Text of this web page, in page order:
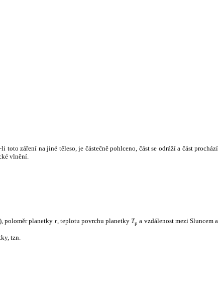
záření na jiné těleso, je částečně pohlceno, část se odráží a část prochází
vlnění.
poloměr planetky r, teplotu povrchu planetky Tp a vzdálenost mezi Sluncem a
tzn.